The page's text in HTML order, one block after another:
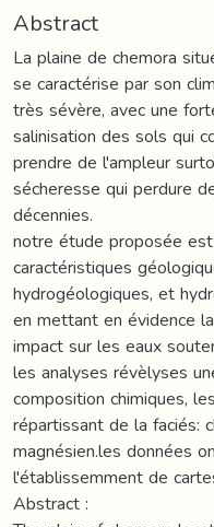
Abstract
La plaine de chemora
se caractérise par son
très sévère, avec une
salinisation des sols qui
prendre de l'ampleur
sécheresse qui perdure
décennies.
notre étude proposée
caractéristiques
hydrogéologiques, et
en mettant en évidence
impact sur les eaux
les analyses révèlyses
composition chimiques,
répartissant de la faciés:
magnésien.les données
l'établissemment de
Abstract :